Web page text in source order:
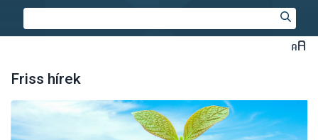
Friss hírek